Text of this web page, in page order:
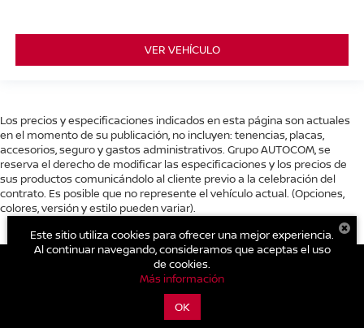
VER VEHÍCULO
Los precios y especificaciones indicados en esta página son actuales
en el momento de su publicación, no incluyen: tenencias, placas,
accesorios, seguro y gastos administrativos. Grupo AUTOCOM, se
reserva el derecho de modificar las especificaciones y los precios de
sus productos comunicándolo al cliente previo a la celebración del
contrato. Es posible que no represente el vehículo actual. (Opciones,
colores, versión y estilo pueden variar).
Carretera Toluca - Zitácuaro Km.
Michoacán de Ocampo,México
Aviso de Privacidad
Este sitio utiliza cookies para ofrecer una mejor experiencia.
Al continuar navegando, consideramos que aceptas el uso
de cookies.
Más información
OK